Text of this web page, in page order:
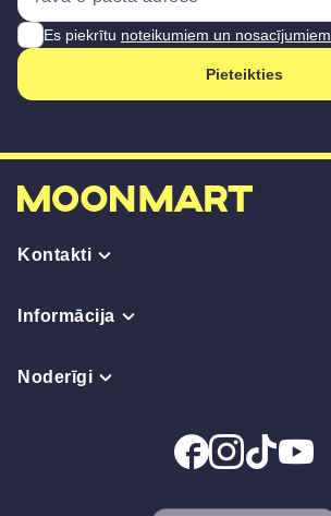
Es piekrītu noteikumiem un nosacījumiem
Pieteikties
Kontakti
Informācija
Noderīgi